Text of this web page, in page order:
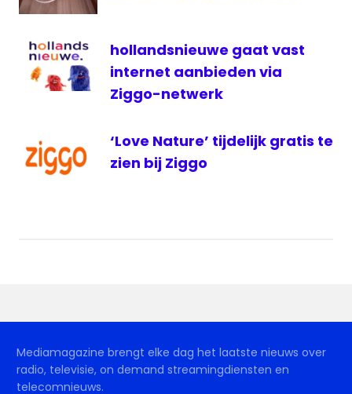
ziggo
Ziggo
Live
hollandsnieuwe gaat vast
internet aanbieden via
Ziggo-netwerk
‘Love Nature’ tijdelijk gratis te
zien bij Ziggo
Mediamagazine brengt elke dag het laatste nieuws over
radio, televisie, on demand streamingdiensten en
telecomnieuws.